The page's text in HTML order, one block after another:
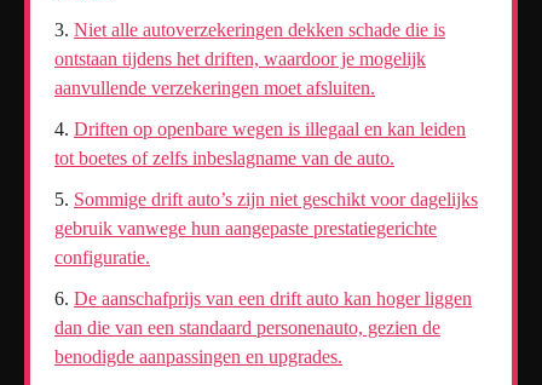
Niet alle autoverzekeringen dekken schade die is
ontstaan tijdens het driften, waardoor je mogelijk
aanvullende verzekeringen moet afsluiten.
Driften op openbare wegen is illegaal en kan leiden
tot boetes of zelfs inbeslagname van de auto.
Sommige drift auto’s zijn niet geschikt voor dagelijks
gebruik vanwege hun aangepaste prestatiegerichte
configuratie.
De aanschafprijs van een drift auto kan hoger liggen
dan die van een standaard personenauto, gezien de
benodigde aanpassingen en upgrades.